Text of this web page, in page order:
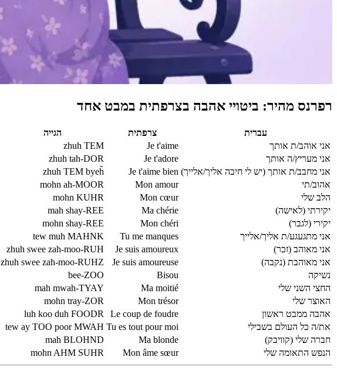
רפרנס מהיר: ביטויי אהבה בצרפתית במבט אחד
עברית צרפתית הגייה
אני אוהב/ת אותך
Je t'aime
zhuh TEM
אני מעריץ/ה אותך
Je t'adore
zhuh tah-DOR
אני מחבב/ת אותך (יש לי חיבה אליך/אלייך) Je t'aime bien
zhuh TEM byeh̃
אהוב/תי
Mon amour
mohn ah-MOOR
הלב שלי
Mon cœur
mohn KUHR
יקירתי (לאישה)
Ma chérie
mah shay-REE
יקירי (לגבר)
Mon chéri
mohn shay-REE
אני מתגעגע/ת אליך/אלייך
Tu me manques
tew muh MAHNK
אני מאוהב (זכר)
Je suis amoureux
zhuh swee zah-moo-RUH
אני מאוהבת (נקבה)
Je suis amoureuse
zhuh swee zah-moo-RUHZ
נשיקה
Bisou
bee-ZOO
החצי השני שלי
Ma moitié
mah mwah-TYAY
האוצר שלי
Mon trésor
mohn tray-ZOR
אהבה ממבט ראשון
Le coup de foudre
luh koo duh FOODR
את/ה כל העולם בשבילי
Tu es tout pour moi
tew ay TOO poor MWAH
חברה שלי (קוויבק)
Ma blonde
mah BLOHND
הנפש התאומה שלי
Mon âme sœur
mohn AHM SUHR